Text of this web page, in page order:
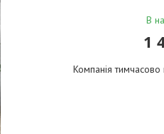
В
1
Компанія